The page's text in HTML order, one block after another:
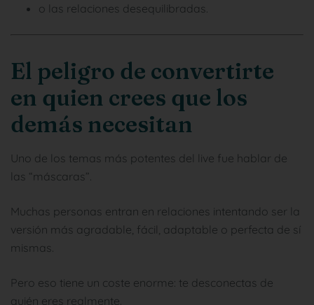
o las relaciones desequilibradas.
El peligro de convertirte
en quien crees que los
demás necesitan
Uno de los temas más potentes del live fue hablar de
las “máscaras”.
Muchas personas entran en relaciones intentando ser la
versión más agradable, fácil, adaptable o perfecta de sí
mismas.
Pero eso tiene un coste enorme: te desconectas de
quién eres realmente.